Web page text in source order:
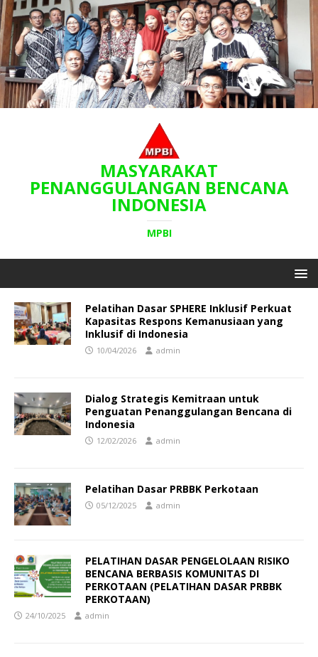
MASYARAKAT
PENANGGULANGAN BENCANA
INDONESIA
MPBI
Pelatihan Dasar SPHERE Inklusif Perkuat
Kapasitas Respons Kemanusiaan yang
Inklusif di Indonesia
10/04/2026 admin
Dialog Strategis Kemitraan untuk
Penguatan Penanggulangan Bencana di
Indonesia
12/02/2026 admin
Pelatihan Dasar PRBBK Perkotaan
05/12/2025 admin
PELATIHAN DASAR PENGELOLAAN RISIKO
BENCANA BERBASIS KOMUNITAS DI
PERKOTAAN (PELATIHAN DASAR PRBBK
PERKOTAAN)
24/10/2025 admin